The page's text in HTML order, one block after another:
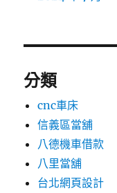
分類
cnc車床
信義區當舖
八德機車借款
八里當舖
台北網頁設計